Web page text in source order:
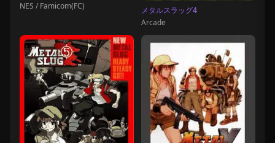
NES / Famicom(FC)
メタルスラッグ4
Arcade